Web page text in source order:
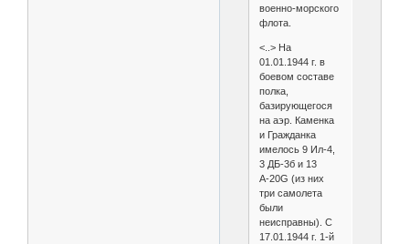
военно-морского
флота.
<..> На
01.01.1944 г. в
боевом составе
полка,
базирующегося
на аэр. Каменка
и Гражданка
имелось 9 Ил-4,
3 ДБ-3б и 13
А-20G (из них
три самолета
были
неисправны). С
17.01.1944 г. 1-й